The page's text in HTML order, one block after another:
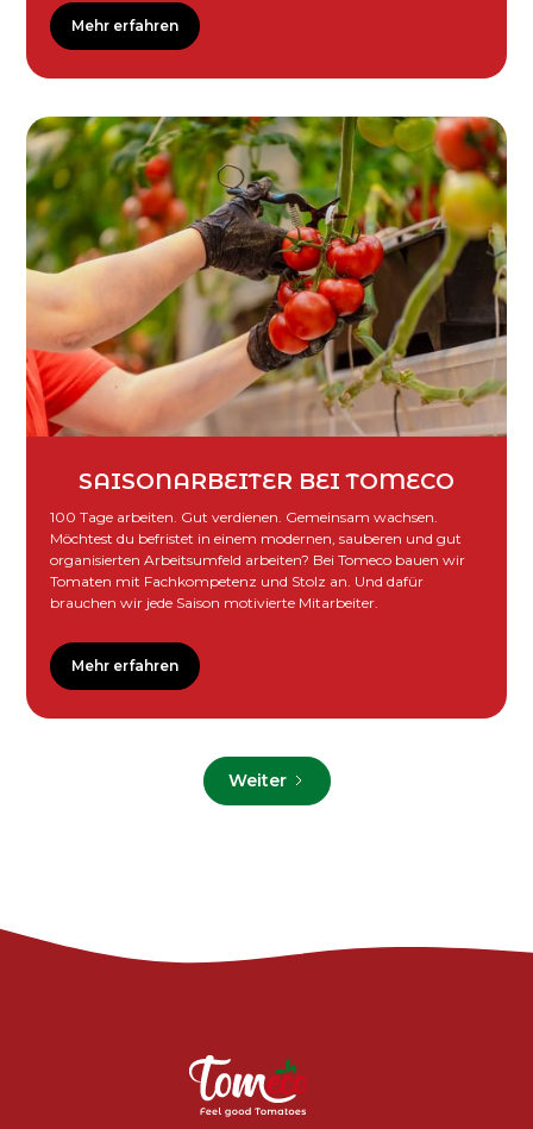
Mehr erfahren
SAISONARBEITER BEI TOMECO
100 Tage arbeiten. Gut verdienen. Gemeinsam wachsen.
Möchtest du befristet in einem modernen, sauberen und gut
organisierten Arbeitsumfeld arbeiten? Bei Tomeco bauen wir
Tomaten mit Fachkompetenz und Stolz an. Und dafür
brauchen wir jede Saison motivierte Mitarbeiter.
Mehr erfahren
Weiter